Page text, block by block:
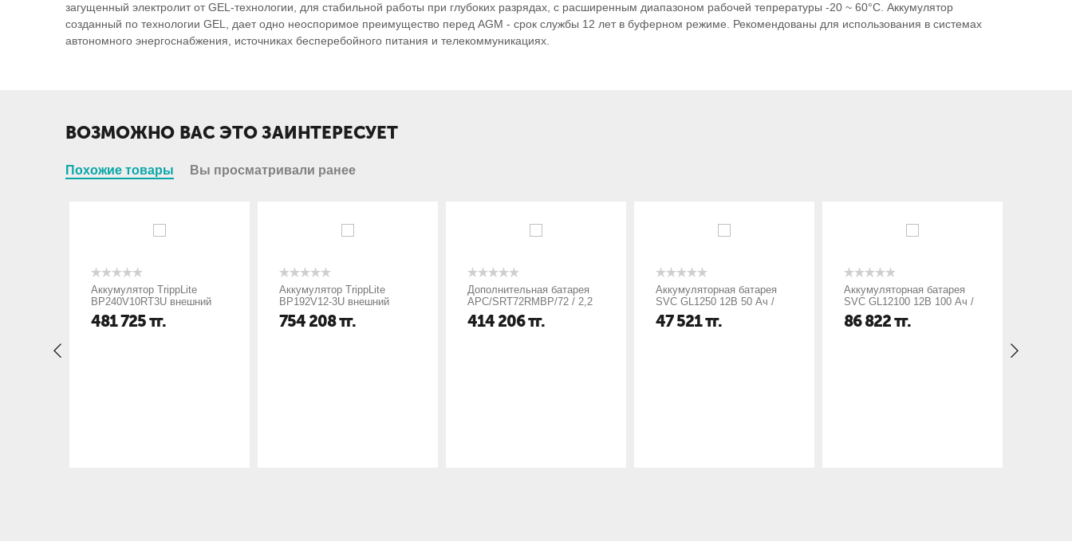
загущенный электролит от GEL-технологии, для стабильной работы при глубоких разрядах, с расширенным диапазоном рабочей тепрературы -20 ~ 60°C. Аккумулятор
созданный по технологии GEL, дает одно неоспоримое преимущество перед AGM - срок службы 12 лет в буферном режиме. Рекомендованы для использования в системах
автономного энергоснабжения, источниках бесперебойного питания и телекоммуникациях.
ВОЗМОЖНО ВАС ЭТО ЗАИНТЕРЕСУЕТ
Похожие товары Вы просматривали ранее
Аккумулятор TrippLite
BP240V10RT3U внешний
481 725тг.
Аккумулятор TrippLite
BP192V12-3U внешний
754 208тг.
Дополнительная батарея
APC/SRT72RMBP/72 / 2,2
кВА / внешний
414 206тг.
Аккумуляторная батарея
SVC GL1250 12В 50 Ач /
257*132*200
47 521тг.
Аккумуляторная батарея
SVC GL12100 12В 100 Ач /
407*172*236
86 822тг.